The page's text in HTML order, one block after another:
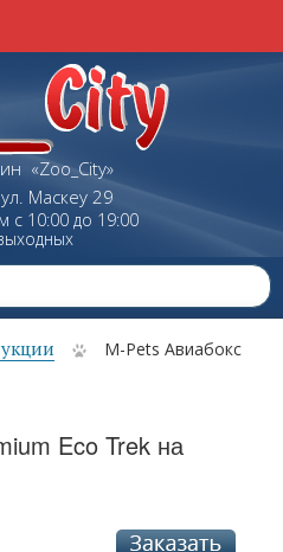
«Zoo_City»
ул. Маскеу29
с 10:00 до 19:00
M-Pets Авиабокс
Eco Trek на